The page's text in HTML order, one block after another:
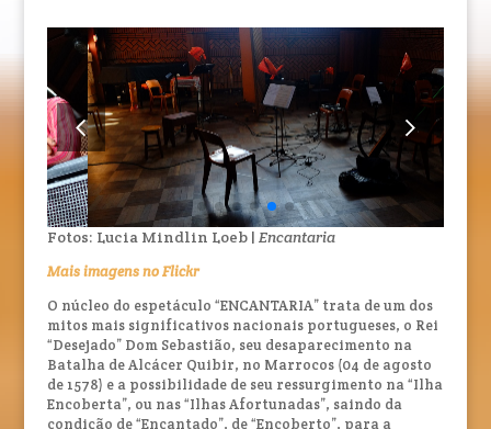
Fotos: Lucia Mindlin Loeb | Encantaria
Mais imagens no Flickr
O núcleo do espetáculo “ENCANTARIA” trata de um dos
mitos mais significativos nacionais portugueses, o Rei
“Desejado” Dom Sebastião, seu desaparecimento na
Batalha de Alcácer Quibir, no Marrocos (04 de agosto
de 1578) e a possibilidade de seu ressurgimento na “Ilha
Encoberta”, ou nas “Ilhas Afortunadas”, saindo da
condição de “Encantado”, de “Encoberto”, para a